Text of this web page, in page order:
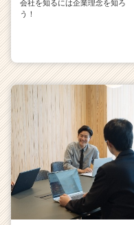
会社を知るには企業理念を知ろ
う！